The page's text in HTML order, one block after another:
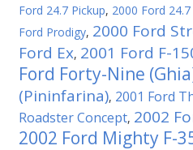
Ford 24.7 Pickup, 2000 Ford
Ford Prodigy, 2000 Ford
Ford Ex, 2001 Ford F-
Ford Forty-Nine
(Pininfarina), 2001 Ford
Roadster Concept, 2002
2002 Ford Mighty F-